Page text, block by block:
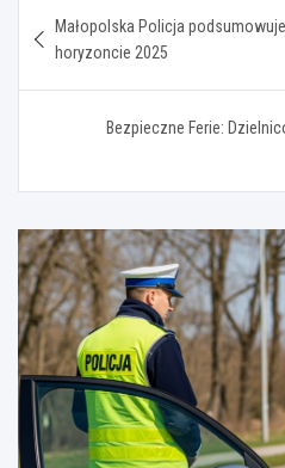
wpisu
Małopolska Policja
horyzoncie 2025
Bezpieczne Ferie: